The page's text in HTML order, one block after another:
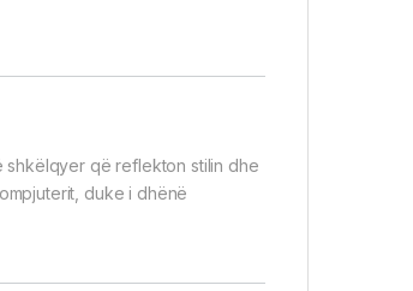
shkëlqyer që reflekton stilin dhe
duke i dhënë